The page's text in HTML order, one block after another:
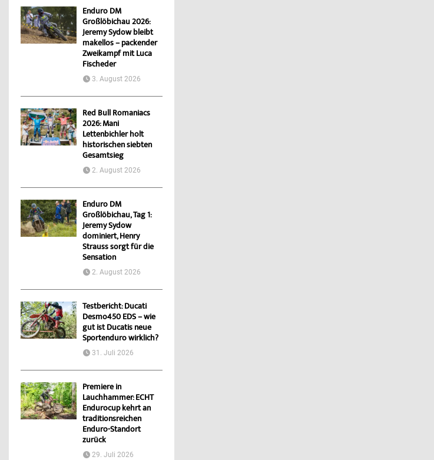
Enduro DM
Großlöbichau 2026:
Jeremy Sydow bleibt
makellos – packender
Zweikampf mit Luca
Fischeder
3. August 2026
Red Bull Romaniacs
2026: Mani
Lettenbichler holt
historischen siebten
Gesamtsieg
2. August 2026
Enduro DM
Großlöbichau, Tag 1:
Jeremy Sydow
dominiert, Henry
Strauss sorgt für die
Sensation
2. August 2026
Testbericht: Ducati
Desmo450 EDS – wie
gut ist Ducatis neue
Sportenduro wirklich?
31. Juli 2026
Premiere in
Lauchhammer: ECHT
Endurocup kehrt an
traditionsreichen
Enduro-Standort
zurück
29. Juli 2026